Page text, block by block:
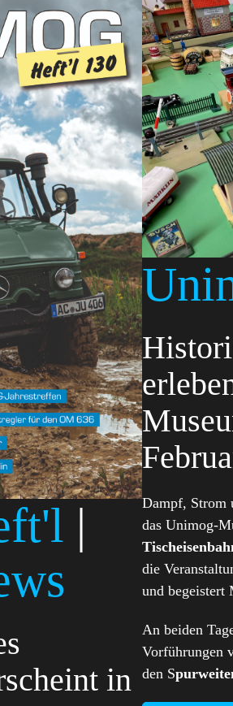
|
in
Dampf, Strom
das Unimog-
die
und begeistert
An beiden
Vorführungen
den S